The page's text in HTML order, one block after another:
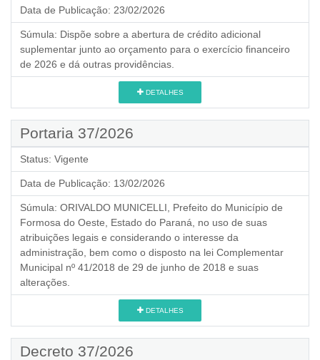
Data de Publicação: 23/02/2026
Súmula: Dispõe sobre a abertura de crédito adicional
suplementar junto ao orçamento para o exercício financeiro
de 2026 e dá outras providências.
DETALHES
Portaria 37/2026
Status: Vigente
Data de Publicação: 13/02/2026
Súmula: ORIVALDO MUNICELLI, Prefeito do Município de
Formosa do Oeste, Estado do Paraná, no uso de suas
atribuições legais e considerando o interesse da
administração, bem como o disposto na lei Complementar
Municipal nº 41/2018 de 29 de junho de 2018 e suas
alterações.
DETALHES
Decreto 37/2026